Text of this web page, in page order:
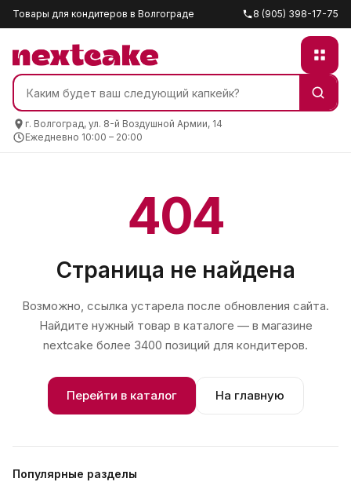
Товары для кондитеров в Волгограде 8 (905) 398-17-75
г. Волгоград, ул. 8-й Воздушной Армии, 14
Ежедневно 10:00 – 20:00
404
Страница не найдена
Возможно, ссылка устарела после обновления сайта.
Найдите нужный товар в каталоге — в магазине
nextcake более 3400 позиций для кондитеров.
Перейти в каталог На главную
Популярные разделы